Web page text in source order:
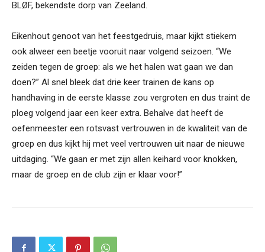
BLØF, bekendste dorp van Zeeland.
Eikenhout genoot van het feestgedruis, maar kijkt stiekem
ook alweer een beetje vooruit naar volgend seizoen. “We
zeiden tegen de groep: als we het halen wat gaan we dan
doen?” Al snel bleek dat drie keer trainen de kans op
handhaving in de eerste klasse zou vergroten en dus traint de
ploeg volgend jaar een keer extra. Behalve dat heeft de
oefenmeester een rotsvast vertrouwen in de kwaliteit van de
groep en dus kijkt hij met veel vertrouwen uit naar de nieuwe
uitdaging. “We gaan er met zijn allen keihard voor knokken,
maar de groep en de club zijn er klaar voor!”